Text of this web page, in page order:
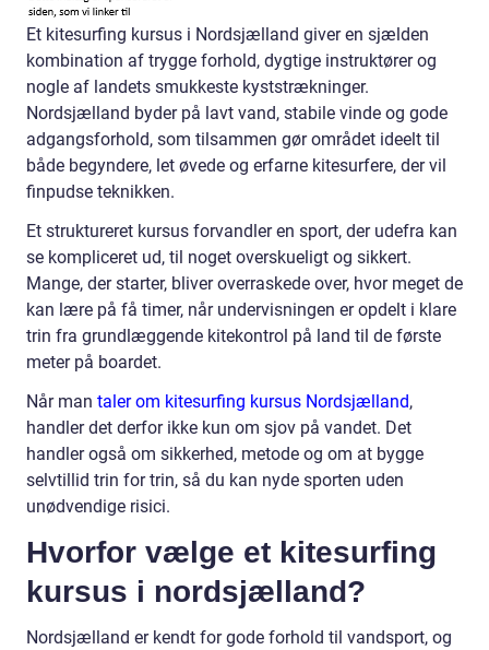
Et kitesurfing kursus i Nordsjælland giver en sjælden
kombination af trygge forhold, dygtige instruktører og
nogle af landets smukkeste kyststrækninger.
Nordsjælland byder på lavt vand, stabile vinde og gode
adgangsforhold, som tilsammen gør området ideelt til
både begyndere, let øvede og erfarne kitesurfere, der vil
finpudse teknikken.
Et struktureret kursus forvandler en sport, der udefra kan
se kompliceret ud, til noget overskueligt og sikkert.
Mange, der starter, bliver overraskede over, hvor meget de
kan lære på få timer, når undervisningen er opdelt i klare
trin fra grundlæggende kitekontrol på land til de første
meter på boardet.
Når man taler om kitesurfing kursus Nordsjælland,
handler det derfor ikke kun om sjov på vandet. Det
handler også om sikkerhed, metode og om at bygge
selvtillid trin for trin, så du kan nyde sporten uden
unødvendige risici.
Hvorfor vælge et kitesurfing
kursus i nordsjælland?
Nordsjælland er kendt for gode forhold til vandsport, og